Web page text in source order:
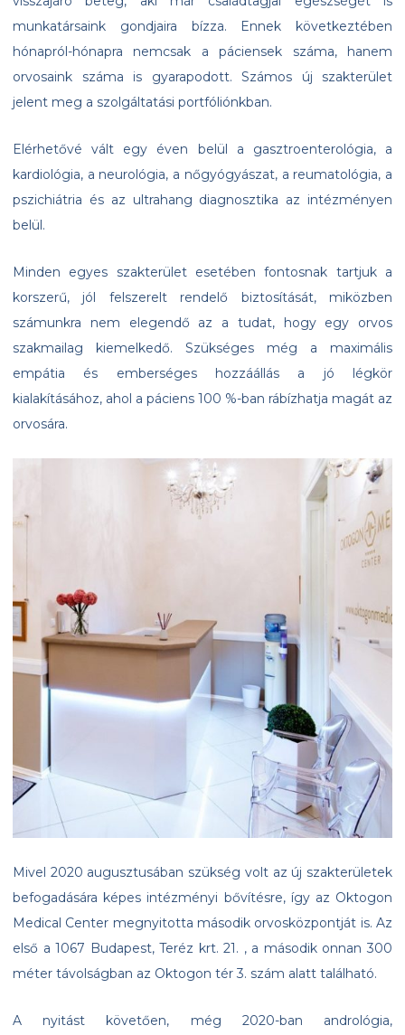
munkatársaink gondjaira bízza. Ennek következtében
hónapról-hónapra nemcsak a páciensek száma, hanem
orvosaink száma is gyarapodott. Számos új szakterület
jelent meg a szolgáltatási portfóliónkban.
Elérhetővé vált egy éven belül a gasztroenterológia, a
kardiológia, a neurológia, a nőgyógyászat, a reumatológia, a
pszichiátria és az ultrahang diagnosztika az intézményen
belül.
Minden egyes szakterület esetében fontosnak tartjuk a
korszerű, jól felszerelt rendelő biztosítását, miközben
számunkra nem elegendő az a tudat, hogy egy orvos
szakmailag kiemelkedő. Szükséges még a maximális
empátia és emberséges hozzáállás a jó légkör
kialakításához, ahol a páciens 100 %-ban rábízhatja magát az
orvosára.
Mivel 2020 augusztusában szükség volt az új szakterületek
befogadására képes intézményi bővítésre, így az Oktogon
Medical Center megnyitotta második orvosközpontját is. Az
első a 1067 Budapest, Teréz krt. 21. , a második onnan 300
méter távolságban az Oktogon tér 3. szám alatt található.
A nyitást követően, még 2020-ban andrológia,